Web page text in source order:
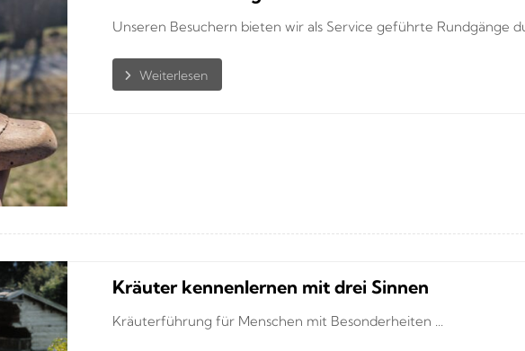
Unseren Besuchern bieten wir als Service geführte Rundgänge
Kräuter kennenlernen mit drei Sinnen
Kräuterführung für Menschen mit Besonderheiten ...